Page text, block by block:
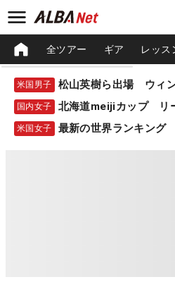
全ツアー ギア レッス
米国男子
国内女子 北海道meijiカップ リ
米国女子 最新の世界ランキング